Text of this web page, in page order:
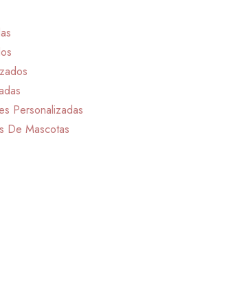
Personalizadas
De Mascotas